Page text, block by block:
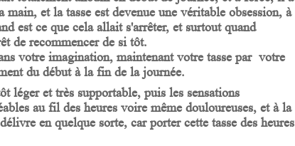
et la tasse est devenue une véritable obsession, à
est ce que cela allait s'arrêter, et surtout quand
de recommencer de si tôt.
votre imagination, maintenant votre tasse par votre
du début à la fin de la journée.
léger et très supportable, puis les sensations
au fil des heures voire même douloureuses, et à la
en quelque sorte, car porter cette tasse des heures